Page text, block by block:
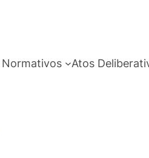
Normativos Atos